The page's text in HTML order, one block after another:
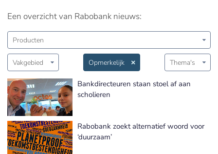
Een overzicht van Rabobank nieuws:
Producten
Vakgebied Opmerkelijk Thema's
Bankdirecteuren staan stoel af aan
scholieren
Rabobank zoekt alternatief woord voor
‘duurzaam’